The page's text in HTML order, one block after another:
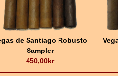
de Santiago Robusto
Sampler
450,00kr